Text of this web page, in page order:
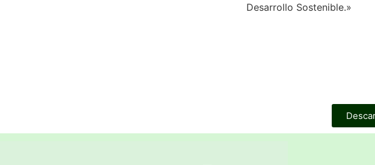
Desarrollo Sostenible.»